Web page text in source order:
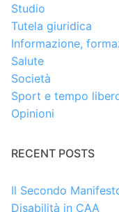
Studio
Tutela giuridica
Informazione,
Salute
Società
Sport e tempo
Opinioni
RECENT POSTS
Il Secondo
Disabilità in CAA